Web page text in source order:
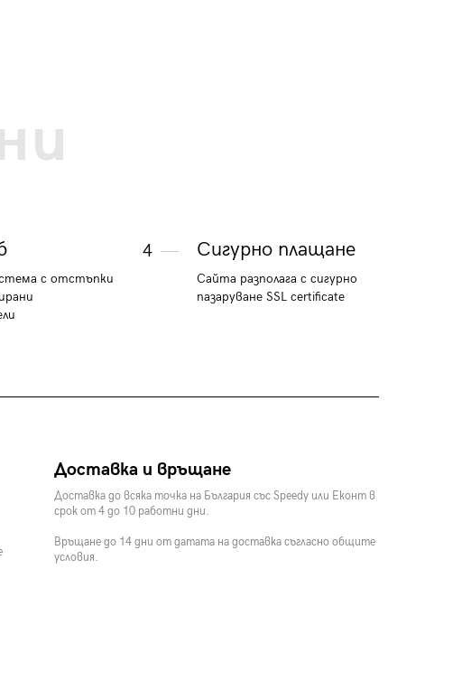
с отстъпки
4 Сигурно плащане
Сайта разполага с сигурно
пазаруване SSL certificate
Доставка и връщане
Доставка до всяка точка на България със Speedy или Еконт в
срок от 4 до 10 работни дни.
Връщане до 14 дни от датата на доставка съгласно общите
условия.